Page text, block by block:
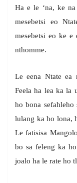
Ha e le ‘na, ke
mesebetsi eo
mesebetsi eo ke e
nthomme.
Le eena Ntate ea
Feela ha lea ka la
ho bona
lulang ka ho lona,
Le fatisisa
bo sa feleng ka
joalo ha le rate ho